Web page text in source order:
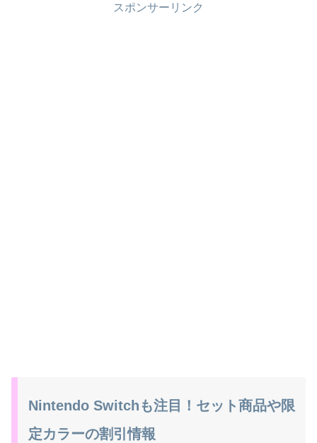
スポンサーリンク
Nintendo Switchも注目！セット商品や限
定カラーの割引情報